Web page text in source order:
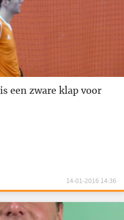
een zware klap voor
14-01-2016 14:36